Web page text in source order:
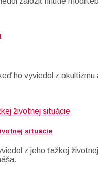
ho vyviedol z
situácie
z jeho ťažkej